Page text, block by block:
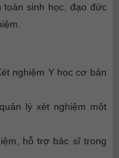
toàn sinh học, đạo đức
nghiệm Y học cơ bản
lý xét nghiệm một
hỗ trợ bác sĩ trong